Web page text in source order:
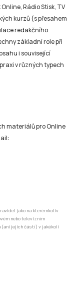
Rádio Stisk, TV
kurzů (s přesahem
redakčního
základní role při
i související
v různých typech
materiálů pro Online
jako na kterémkoliv
nebo televizním
(ani jejich částí) v jakékoli